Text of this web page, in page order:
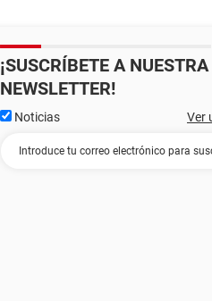
¡SUSCRÍBETE A NUESTRA
NEWSLETTER!
Noticias Ver